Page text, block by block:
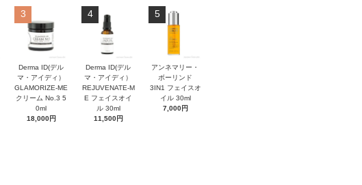
3
Derma ID(デル
マ・アイディ）
GLAMORIZE-ME
クリーム No.3 5
0ml
18,000円
4
Derma ID(デル
マ・アイディ）
REJUVENATE-M
E フェイスオイ
ル 30ml
11,500円
5
アンネマリー・
ボーリンド
3IN1 フェイスオ
イル 30ml
7,000円